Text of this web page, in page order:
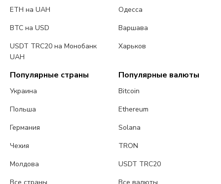
ETH на UAH
BTC на USD
USDT TRC20 на Монобанк
UAH
Одесса
Варшава
Харьков
Популярные страны
Украина
Польша
Германия
Чехия
Молдова
Все страны
Популярные валюты
Bitcoin
Ethereum
Solana
TRON
USDT TRC20
Все валюты